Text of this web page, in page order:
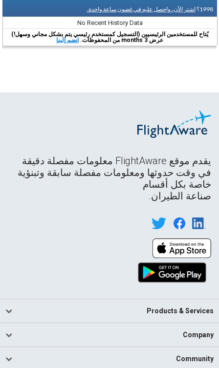
1998؟ اشتر الآن، واحصل عليه في غضون ساعة واحدة.
No Recent History Data
يُتاح للمستخدمين الرئيسيين (التسجيل كمستخدم رئيسي يتم بشكل مجاني وسهل!)
عرض 3 months من المحفوظات.
انضم إلينا
يقدم موقع FlightAware معلومات مفصلة دقيقة
في وقت حدوثها ومعلومات مفصلة سابقة وتبنؤية
خاصة بكل أقسام
صناعة الطيران.
Products & Services
Company
Community